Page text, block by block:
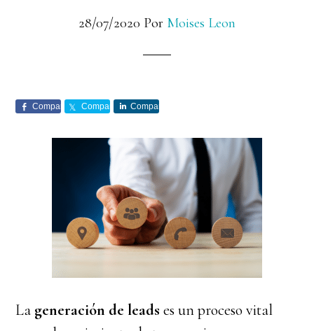
28/07/2020 Por Moises Leon
Comparte Comparte Comparte
La generación de leads es un proceso vital